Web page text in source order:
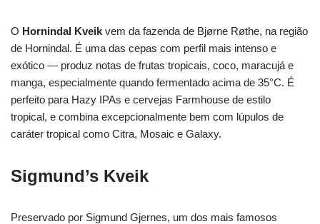
O Hornindal Kveik vem da fazenda de Bjørne Røthe, na região
de Hornindal. É uma das cepas com perfil mais intenso e
exótico — produz notas de frutas tropicais, coco, maracujá e
manga, especialmente quando fermentado acima de 35°C. É
perfeito para Hazy IPAs e cervejas Farmhouse de estilo
tropical, e combina excepcionalmente bem com lúpulos de
caráter tropical como Citra, Mosaic e Galaxy.
Sigmund’s Kveik
Preservado por Sigmund Gjernes, um dos mais famosos